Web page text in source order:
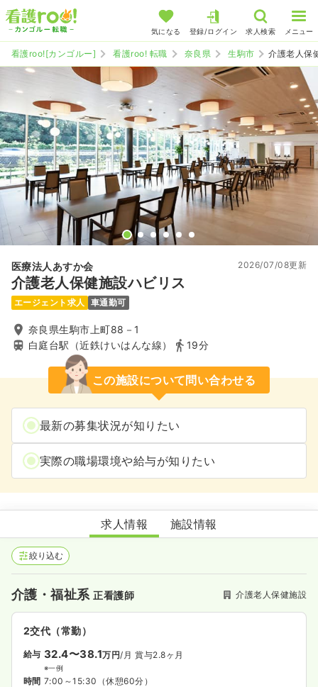
気になる 登録/ログイン 求人検索 メニュー
看護roo![カンゴルー] 看護roo! 転職 奈良県 生駒市 介護老人保
医療法人あすか会
介護老人保健施設ハビリス
2026/07/08更新
エージェント求人 車通勤可
奈良県生駒市上町88－1
白庭台駅（近鉄けいはんな線）
19分
この施設について問い合わせる
最新の募集状況が知りたい
実際の職場環境や給与が知りたい
介護老人保健施設ハビリス
求人情報 施設情報
絞り込む
介護・福祉系正看護師 介護老人保健施設
2交代（常勤）
給与 32.4〜38.1万円/月 賞与2.8ヶ月
※一例
時間 7:00～15:30 （休憩60分）